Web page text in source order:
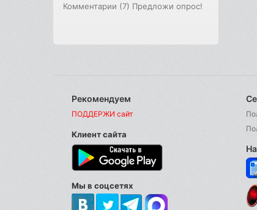
Комментарии (7) Предложи опрос!
Рекомендуем
ПОДДЕРЖИ сайт
Клиент сайта
Мы в соцсетях